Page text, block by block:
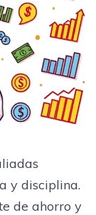
y disciplina.
de ahorro y